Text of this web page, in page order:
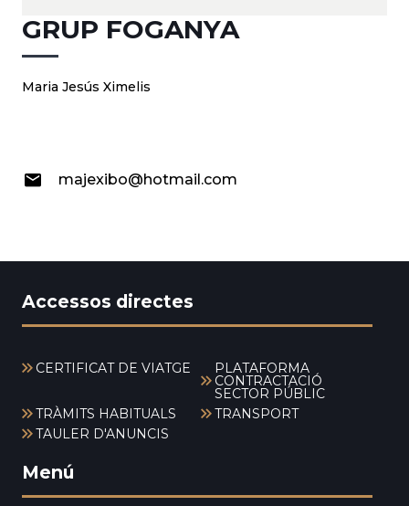
GRUP FOGANYA
Maria Jesús Ximelis
majexibo@hotmail.com
Accessos directes
CERTIFICAT DE VIATGE PLATAFORMA
CONTRACTACIÓ
SECTOR PÚBLIC
TRÀMITS HABITUALS
TRANSPORT
TAULER D'ANUNCIS
Menú